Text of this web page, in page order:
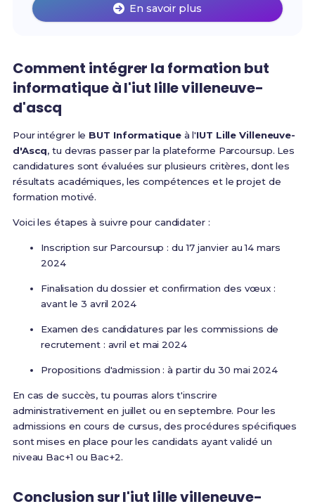
En savoir plus
Comment intégrer la formation but
informatique à l'iut lille villeneuve-
d'ascq
Pour intégrer le BUT Informatiqueà l'IUT Lille Villeneuve-
d'Ascq, tu devras passer par la plateforme Parcoursup. Les
candidatures sont évaluées sur plusieurs critères, dont les
résultats académiques, les compétences et le projet de
formation motivé.
Voici les étapes à suivre pour candidater :
Inscription sur Parcoursup : du 17 janvier au 14 mars
2024
Finalisation du dossier et confirmation des vœux :
avant le 3 avril 2024
Examen des candidatures par les commissions de
recrutement : avril et mai 2024
Propositions d'admission : à partir du 30 mai 2024
En cas de succès, tu pourras alors t'inscrire
administrativement en juillet ou en septembre. Pour les
admissions en cours de cursus, des procédures spécifiques
sont mises en place pour les candidats ayant validé un
niveau Bac+1 ou Bac+2.
Conclusion sur l'iut lille villeneuve-